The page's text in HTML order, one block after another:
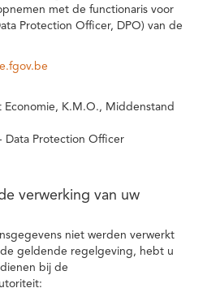
met de functionaris voor
Protection Officer, DPO) van de
Economie, K.M.O., Middenstand
Data Protection Officer
verwerking van uw
niet werden verwerkt
geldende regelgeving, hebt u
bij de